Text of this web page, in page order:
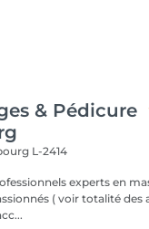
& Pédicure
L-2414
experts en
( voir totalité des